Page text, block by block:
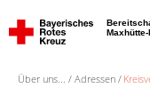
Über uns... Adressen